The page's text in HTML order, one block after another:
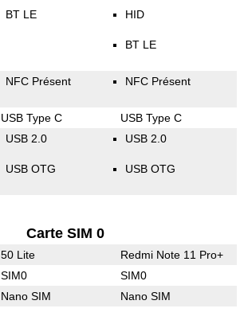
BT LE HID
BT LE
NFC Présent NFC Présent
USB Type C USB Type C
USB 2.0
USB OTG
USB 2.0
USB OTG
Carte SIM 0
50 Lite Redmi Note 11 Pro+
SIM0 SIM0
Nano SIM Nano SIM